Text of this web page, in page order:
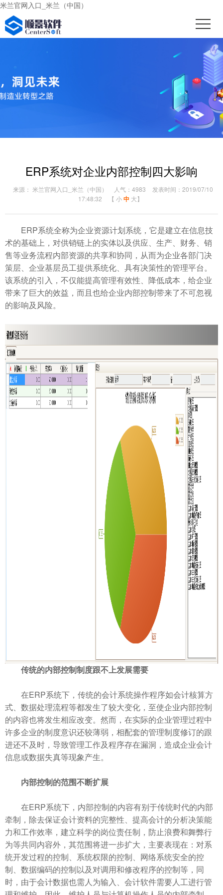
米兰官网入口_米兰（中国）
ERP系统对企业内部控制四大影响
来源： 米兰官网入口_米兰（中国） 人气：4983
发表时间：2019/07/10
17:48:32
【 小 中 大】
ERP系统全称为企业资源计划系统，它是建立在信息技
术的基础上，对供销链上的实体以及供应、生产、财务、销
售等业务流程内部资源的共享和协同，从而为企业各部门决
策层、企业基层员工提供系统化、具有决策性的管理平台。
该系统的引入，不仅能提高管理有效性、降低成本，给企业
带来了巨大的效益，而且也给企业内部控制带来了不可忽视
的影响及风险。
传统的内部控制制度跟不上发展需要
在ERP系统下，传统的会计系统操作程序如会计核算方
式、数据处理流程等都发生了较大变化，至使企业内部控制
的内容也将发生相应改变。然而，在实际的企业管理过程中
许多企业的制度意识还较薄弱，相配套的管理制度修订的跟
进还不及时，导致管理工作及程序存在漏洞，造成企业会计
信息或数据失真等现象产生。
内部控制的范围不断扩展
在ERP系统下，内部控制的内容有别于传统时代的内部
牵制，除去保证会计资料的完整性、提高会计的分析决策能
力和工作效率，建立科学的岗位责任制，防止浪费和舞弊行
为等共同内容外，其范围将进一步扩大，主要表现在：对系
统开发过程的控制、系统权限的控制、网络系统安全的控
制、数据编码的控制以及对调用和修改程序的控制等，同
时，由于会计数据也需人为输入、会计软件需要人工进行管